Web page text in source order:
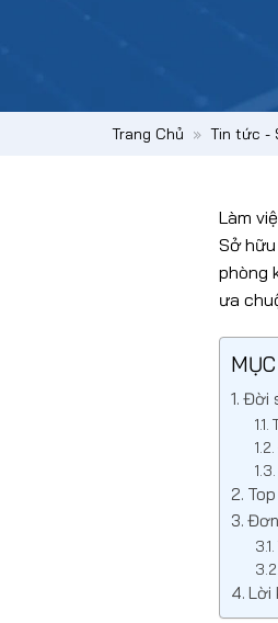
Trang Chủ » Tin tức -
Làm
Sở hữu
phòng
ưa
Đời
Lời